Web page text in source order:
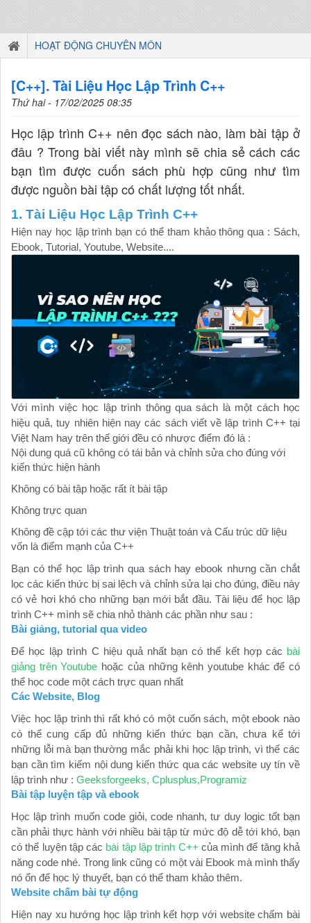
HOẠT ĐỘNG CHUYÊN MÔN
[C++]. Tài Liệu Học Lập Trình C++
Thứ hai - 17/02/2025 08:35
Học lập trình C++ nên đọc sách nào, làm bài tập ở
đâu ? Trong bài viết này mình sẽ chia sẻ cách các
bạn tìm được cuốn sách phù hợp cũng như tìm
được nguồn bài tập có chất lượng tốt nhất.
1. Tài Liệu Học Lập Trình C++
Hiện nay học lập trình bạn có thể tham khảo thông qua : Sách,
Ebook, Tutorial, Youtube, Website....
Với mình việc học lập trình thông qua sách là một cách học
hiệu quả, tuy nhiên hiện nay các sách viết về lập trình C++ tại
Việt Nam hay trên thế giới đều có nhược điểm đó là :
Nội dung quá cũ không có tái bản và chỉnh sửa cho đúng với
kiến thức hiện hành
Không có bài tập hoặc rất ít bài tập
Không trực quan
Không đề cập tới các thư viện Thuật toán và Cấu trúc dữ liệu
vốn là điểm mạnh của C++
Bạn có thể học lập trình qua sách hay ebook nhưng cần chắt
lọc các kiến thức bị sai lệch và chỉnh sửa lại cho đúng, điều này
có vẻ hơi khó cho những bạn mới bắt đầu. Tài liệu để học lập
trình C++ mình sẽ chia nhỏ thành các phần như sau :
Bài giảng, tutorial qua video
Để học lập trình C hiệu quả nhất bạn có thể kết hợp các bài
giảng trên Youtube hoặc của những kênh youtube khác để có
thể học code một cách trực quan nhất
Các Website, Blog
Việc học lập trình thì rất khó có một cuốn sách, một ebook nào
có thể cung cấp đủ những kiến thức bạn cần, chưa kể tới
những lỗi mà bạn thường mắc phải khi học lập trình, vì thế các
bạn cần tìm kiếm nội dung kiến thức qua các website uy tín về
lập trình như : Geeksforgeeks, Cplusplus,Programiz
Bài tập luyện tập và ebook
Học lập trình muốn code giỏi, code nhanh, tư duy logic tốt bạn
cần phải thực hành với nhiều bài tập từ mức độ dễ tới khó, bạn
có thể luyện tập các bài tập lập trình C++ của mình để tăng khả
năng code nhé. Trong link cũng có một vài Ebook mà mình thấy
nó ổn để học lý thuyết, bạn có thể tham khảo thêm.
Website chấm bài tự động
Hiện nay xu hướng học lập trình kết hợp với website chấm bài